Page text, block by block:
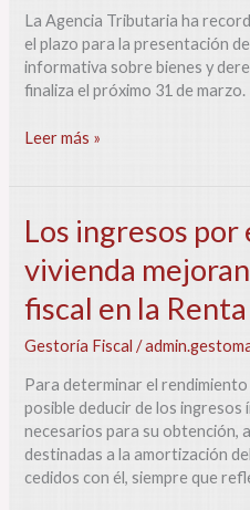
La Agencia Tributaria ha
el plazo para la presentación
informativa sobre bienes y
finaliza el próximo 31 de marzo.
próximo
31
de
marzo
el
presentación
del
Modelo
Leer más »
Los ingresos
vivienda
fiscal en la Renta
Gestoría Fiscal /
Para determinar el
posible deducir de los
necesarios para su obtención,
destinadas a la amortización
cedidos con él, siempre que
Los
ingresos
por
alquiler
de
mejoran
el
tratamiento
fiscal
en